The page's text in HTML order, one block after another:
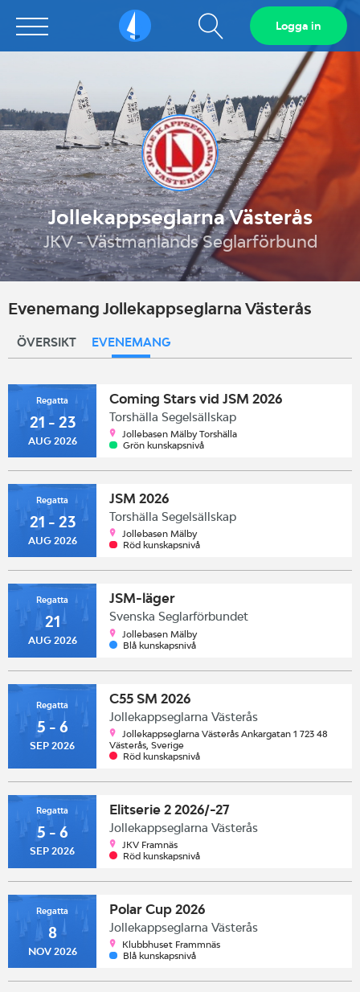
Sailarena Visa
sökfält
Logga in
Jollekappseglarna Västerås
JKV - Västmanlands Seglarförbund
Evenemang Jollekappseglarna Västerås
ÖVERSIKT EVENEMANG
Regatta
21 - 23
AUG 2026
Coming Stars vid JSM 2026
Torshälla Segelsällskap
Jollebasen Mälby Torshälla
Grön kunskapsnivå
Regatta
21 - 23
AUG 2026
JSM 2026
Torshälla Segelsällskap
Jollebasen Mälby
Röd kunskapsnivå
Regatta
21
AUG 2026
JSM-läger
Svenska Seglarförbundet
Jollebasen Mälby
Blå kunskapsnivå
Regatta
5 - 6
SEP 2026
C55 SM 2026
Jollekappseglarna Västerås
Jollekappseglarna Västerås Ankargatan 1 723 48
Västerås, Sverige
Röd kunskapsnivå
Regatta
5 - 6
SEP 2026
Elitserie 2 2026/-27
Jollekappseglarna Västerås
JKV Framnäs
Röd kunskapsnivå
Regatta
8
NOV 2026
Polar Cup 2026
Jollekappseglarna Västerås
Klubbhuset Frammnäs
Blå kunskapsnivå